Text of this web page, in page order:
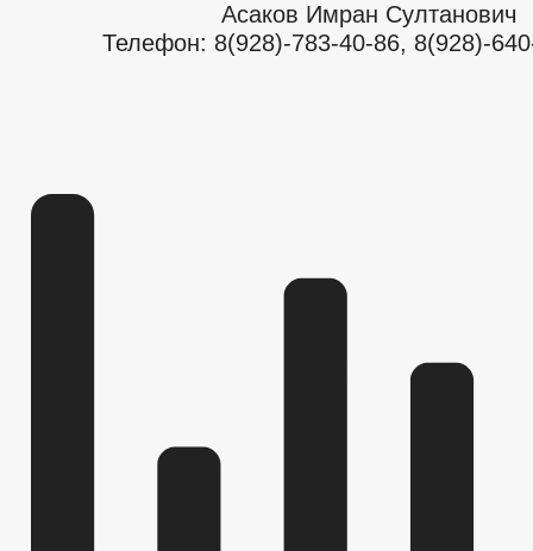
Асаков Имран Султанович
Телефон: 8(928)-783-40-86, 8(928)-